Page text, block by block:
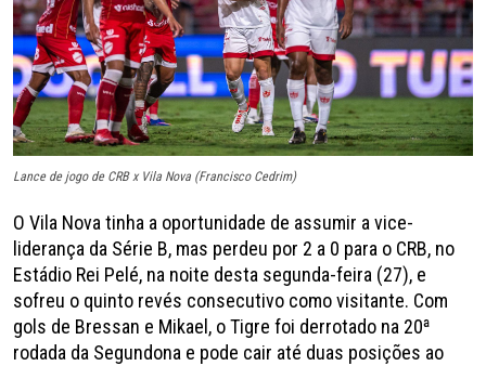
Lance de jogo de CRB x Vila Nova (Francisco Cedrim)
O Vila Nova tinha a oportunidade de assumir a vice-
liderança da Série B, mas perdeu por 2 a 0 para o CRB, no
Estádio Rei Pelé, na noite desta segunda-feira (27), e
sofreu o quinto revés consecutivo como visitante. Com
gols de Bressan e Mikael, o Tigre foi derrotado na 20ª
rodada da Segundona e pode cair até duas posições ao